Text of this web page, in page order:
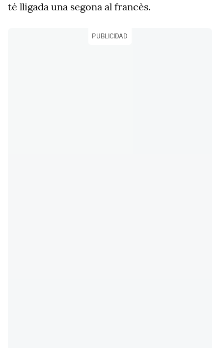
té lligada una segona al francès.
PUBLICIDAD